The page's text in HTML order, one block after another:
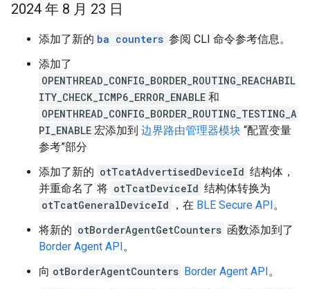
2024 年 8 月 23 日
添加了新的 ba counters 参阅 CLI 命令参考信息。
添加了
OPENTHREAD_CONFIG_BORDER_ROUTING_REACHABIL
ITY_CHECK_ICMP6_ERROR_ENABLE 和
OPENTHREAD_CONFIG_BORDER_ROUTING_TESTING_A
PI_ENABLE 宏添加到 边界路由管理器模块 “配置变量
参考”部分
添加了新的 otTcatAdvertisedDeviceId 结构体，
并重命名了 将 otTcatDeviceId 结构体转换为
otTcatGeneralDeviceId
，在 BLE Secure API。
将新的 otBorderAgentGetCounters 函数添加到了
Border Agent API。
向 otBorderAgentCounters Border Agent API。